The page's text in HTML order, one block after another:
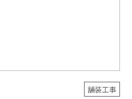
舗装工事